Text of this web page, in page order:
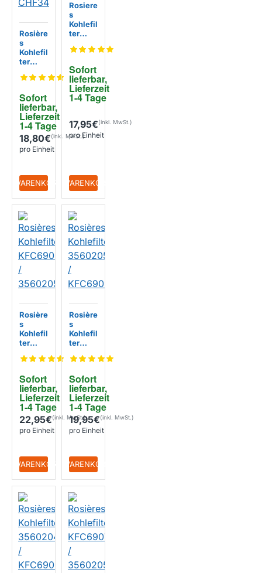
Sofort
lieferbar,
Lieferzeit
1-4 Tage
Rosière
s
Kohlefil
ter
000861
FAC34
9 /
CHF34
18,80€
pro Einheit
+ WARENKORB
Sofort
lieferbar,
Lieferzeit
1-4 Tage
Rosiere
s
Kohlefil
ter
20 /
063
17,95€
pro Einheit
+ WARENKORB
Sofort
lieferbar,
Lieferzeit
1-4 Tage
Rosière
s
Kohlefil
ter
08 /
051
22,95€
pro Einheit
+ WARENKORB
Sofort
lieferbar,
Lieferzeit
1-4 Tage
Rosière
s
Kohlefil
ter
052 /
09
19,95€
pro Einheit
+ WARENKORB